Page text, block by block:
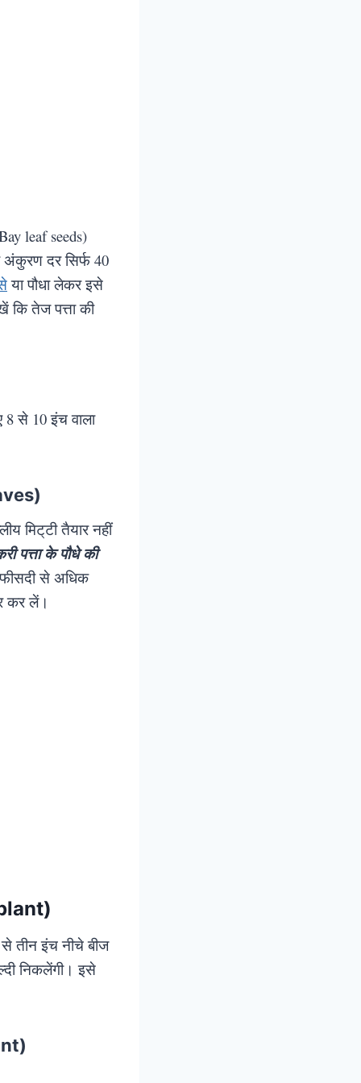
leaf seeds)
अंकुरण दर सिर्फ 40
या पौधा लेकर इसे
कि तेज पत्ता की
से 10 इंच वाला
मिट्‌टी तैयार नहीं
पत्ता के पौधे की
से अधिक
कर लें।
से तीन इंच नीचे बीज
निकलेंगी। इसे